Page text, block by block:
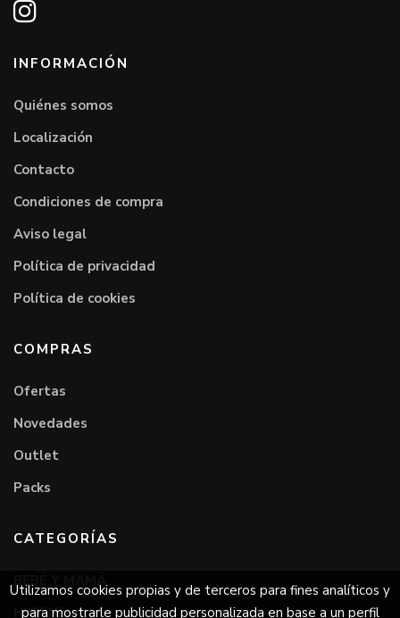
INFORMACIÓN
Quiénes somos
Localización
Contacto
Condiciones de compra
Aviso legal
Política de privacidad
Política de cookies
COMPRAS
Ofertas
Novedades
Outlet
Packs
CATEGORÍAS
BEBÉ Y MAMÁ
HIGIENE
Utilizamos cookies propias y de terceros para fines analíticos y
para mostrarle publicidad personalizada en base a un perfil